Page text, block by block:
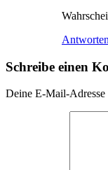
Antworten
Schreibe einen
Deine E-Mail-